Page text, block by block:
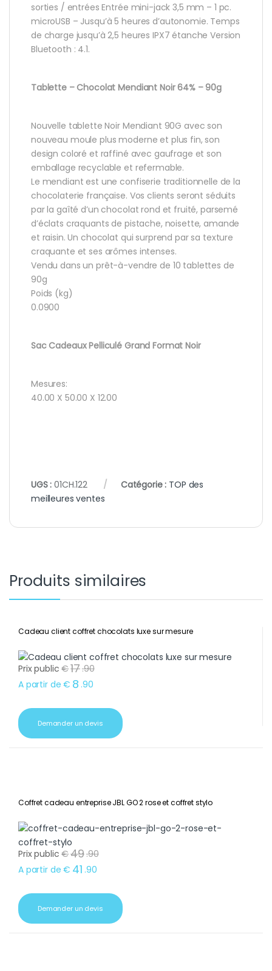
sorties / entrées Entrée mini-jack 3,5 mm – 1 pc.
microUSB – Jusqu’à 5 heures d’autonomie. Temps
de charge jusqu’à 2,5 heures IPX7 étanche Version
Bluetooth : 4.1.
Tablette – Chocolat Mendiant Noir 64% – 90g
Nouvelle tablette Noir Mendiant 90G avec son
nouveau moule plus moderne et plus fin, son
design coloré et raffiné avec gaufrage et son
emballage recyclable et refermable.
Le mendiant est une confiserie traditionnelle de la
chocolaterie française. Vos clients seront séduits
par la gaîté d’un chocolat rond et fruité, parsemé
d’éclats craquants de pistache, noisette, amande
et raisin. Un chocolat qui surprend par sa texture
craquante et ses arômes intenses.
Vendu dans un prêt-à-vendre de 10 tablettes de
90g
Poids (kg)
0.0900
Sac Cadeaux Pelliculé Grand Format Noir
Mesures:
40.00 X 50.00 X 12.00
UGS :01CH.122 Catégorie : TOP des
meilleures ventes
Produits similaires
Cadeau client coffret chocolats luxe sur mesure
Prix public €17.90
A partir de € 8 .90
Demander un devis
Coffret cadeau entreprise JBL GO 2 rose et coffret stylo
Prix public €49.90
A partir de € 41 .90
Demander un devis